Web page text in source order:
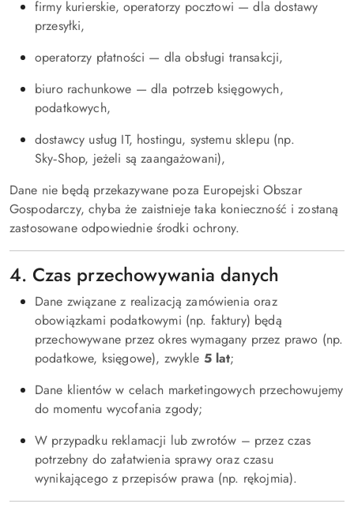
firmy kurierskie, operatorzy pocztowi — dla dostawy
przesyłki,
operatorzy płatności — dla obsługi transakcji,
biuro rachunkowe — dla potrzeb księgowych,
podatkowych,
dostawcy usług IT, hostingu, systemu sklepu (np.
Sky‑Shop, jeżeli są zaangażowani),
Dane nie będą przekazywane poza Europejski Obszar
Gospodarczy, chyba że zaistnieje taka konieczność i zostaną
zastosowane odpowiednie środki ochrony.
4. Czas przechowywania danych
Dane związane z realizacją zamówienia oraz
obowiązkami podatkowymi (np. faktury) będą
przechowywane przez okres wymagany przez prawo (np.
podatkowe, księgowe), zwykle 5 lat;
Dane klientów w celach marketingowych przechowujemy
do momentu wycofania zgody;
W przypadku reklamacji lub zwrotów – przez czas
potrzebny do załatwienia sprawy oraz czasu
wynikającego z przepisów prawa (np. rękojmia).